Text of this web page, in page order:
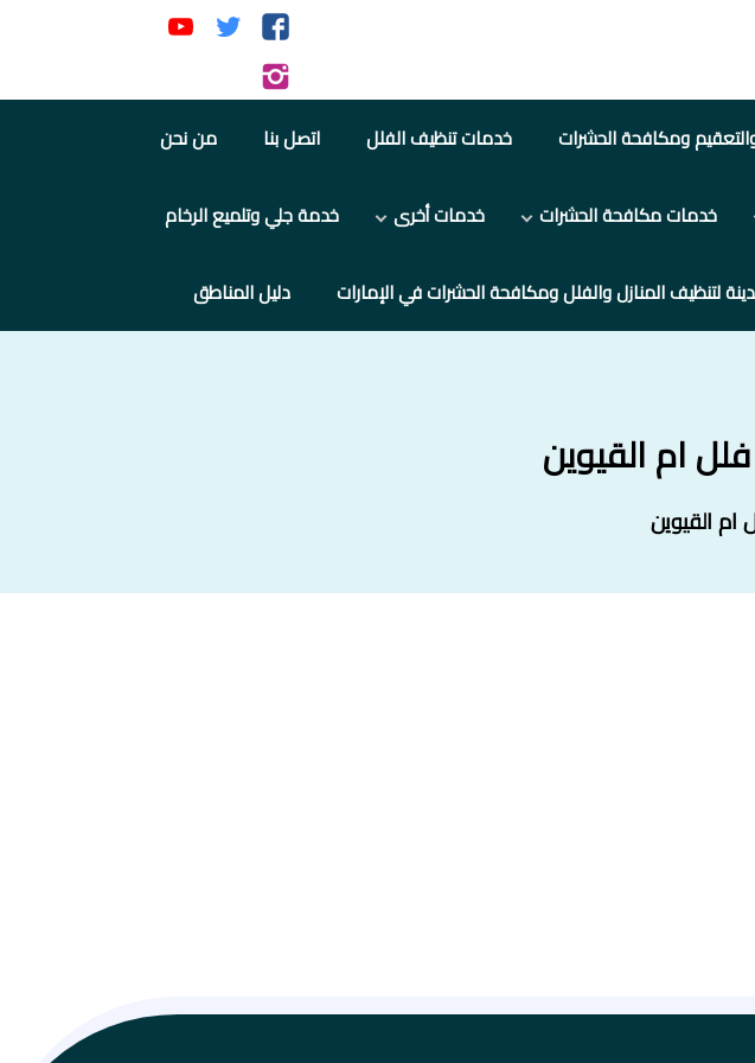
تابعنا
فيسبوك
تابعنا
تويتر يوتيوب
إنستجرام
ومكافحة الحشرات خدمات تنظيف الفلل اتصل بنا من نحن
خدمات مكافحة الحشرات خدمات أخرى خدمة جلي وتلميع الرخام
لتنظيف المنازل والفلل ومكافحة الحشرات في الإمارات دليل المناطق
ام القيوين
ام القيوين